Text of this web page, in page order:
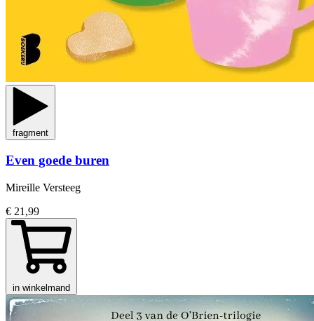
fragment
Even goede buren
Mireille Versteeg
€ 21,99
in winkelmand